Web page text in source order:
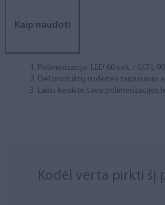
Kaip naudoti
Polimerizacija: LED 60 sek. / CCFL
Dėl produktų sudėties tarpusavio
Laiku keiskite savo polimerizacijos
Kodėl verta pirkti šį